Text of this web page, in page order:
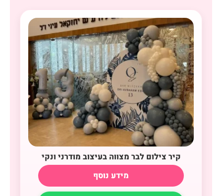
קיר צילום לבר מצווה בעיצוב מודרני ונקי
מידע נוסף